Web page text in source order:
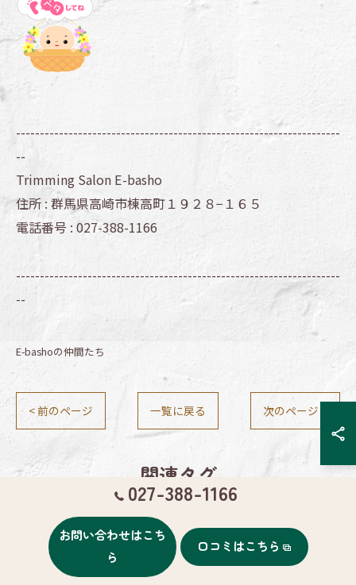
--------------------------------------------------------------------
--
Trimming Salon E-basho
住所 : 群馬県高崎市棟高町１９２８−１６５
電話番号 : 027-388-1166
--------------------------------------------------------------------
--
E-bashoの仲間たち
< 前のページ 一覧に戻る 次のページ >
関連タグ
#チワワ #ヨークシャテリア #プードル
027-388-1166
お問い合わせはこち
ら
口コミはこちら